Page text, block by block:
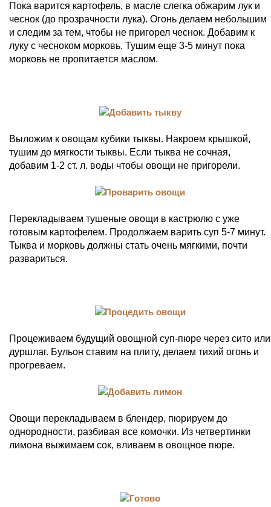
Пока варится картофель, в масле слегка обжарим лук и
чеснок (до прозрачности лука). Огонь делаем небольшим
и следим за тем, чтобы не пригорел чеснок. Добавим к
луку с чесноком морковь. Тушим еще 3-5 минут пока
морковь не пропитается маслом.
Выложим к овощам кубики тыквы. Накроем крышкой,
тушим до мягкости тыквы. Если тыква не сочная,
добавим 1-2 ст. л. воды чтобы овощи не пригорели.
Перекладываем тушеные овощи в кастрюлю с уже
готовым картофелем. Продолжаем варить суп 5-7 минут.
Тыква и морковь должны стать очень мягкими, почти
развариться.
Процеживаем будущий овощной суп-пюре через сито или
дуршлаг. Бульон ставим на плиту, делаем тихий огонь и
прогреваем.
Овощи перекладываем в блендер, пюрируем до
однородности, разбивая все комочки. Из четвертинки
лимона выжимаем сок, вливаем в овощное пюре.